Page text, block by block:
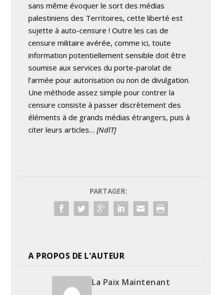
sans même évoquer le sort des médias
palestiniens des Territoires, cette liberté est
sujette à auto-censure ! Outre les cas de
censure militaire avérée, comme ici, toute
information potentiellement sensible doit être
soumise aux services du porte-parolat de
l’armée pour autorisation ou non de divulgation.
Une méthode assez simple pour contrer la
censure consiste à passer discrètement des
éléments à de grands médias étrangers, puis à
citer leurs articles…[NdlT]
PARTAGER:
A PROPOS DE L'AUTEUR
La Paix Maintenant